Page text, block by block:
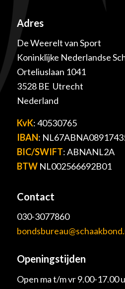
Adres
De Weerelt van Sport
Koninklijke Nederlandse
Orteliuslaan 1041
3528 BE Utrecht
Nederland
KvK: 40530765
IBAN:
BIC/SWIFT: ABNANL2A
BTWNL002566692B01
Contact
030-3077860
Openingstijden
Open ma t/m vr 9.00-17.00